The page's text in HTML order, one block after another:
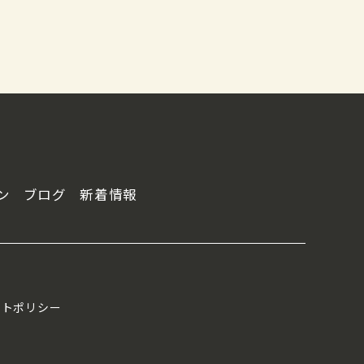
ブログ 新着情報
ポリシー